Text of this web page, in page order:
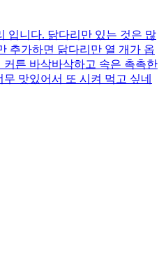
입니다. 닭다리만 있는 것은 많
추가하면 닭다리만 열 개가 옵
튼 바삭바삭하고 속은 촉촉한
맛있어서 또 시켜 먹고 싶네